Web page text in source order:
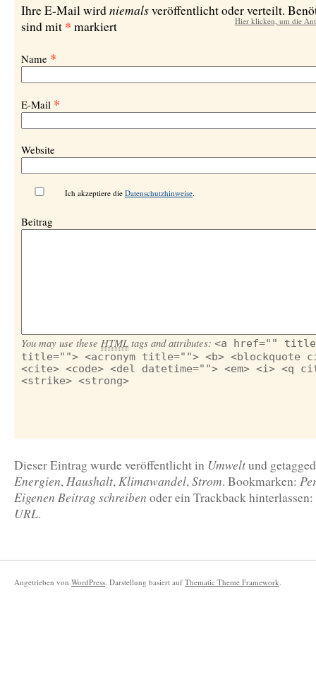
Hier klicken, um die
Ihre E-Mail wirdniemalsveröffentlicht oder verteilt.
sind mit * markiert
Name *
E-Mail *
Website
Ich akzeptiere die Datenschutzhinweise.
Beitrag
You may use these HTML tags and attributes: <a href=""
title=""> <acronym title=""> <b> <blockquote
<cite> <code> <del datetime=""> <em> <i> <q
<strike> <strong>
Dieser Eintrag wurde veröffentlicht in Umweltund
Energien,Haushalt,Klimawandel,Strom. Bookmarken:
Eigenen Beitrag schreiben oder ein Trackback hinterlassen:
URL.
Angetrieben von WordPress. Darstellung basiert auf Thematic Theme Framework.